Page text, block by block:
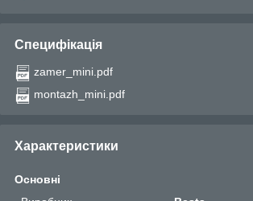
Специфікація
zamer_mini.pdf
montazh_mini.pdf
Характеристики
Основні